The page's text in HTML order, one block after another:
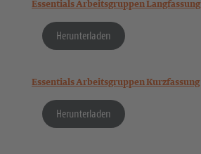
Essentials Arbeitsgruppen Langfassung
Herunterladen
Essentials Arbeitsgruppen Kurzfassung
Herunterladen